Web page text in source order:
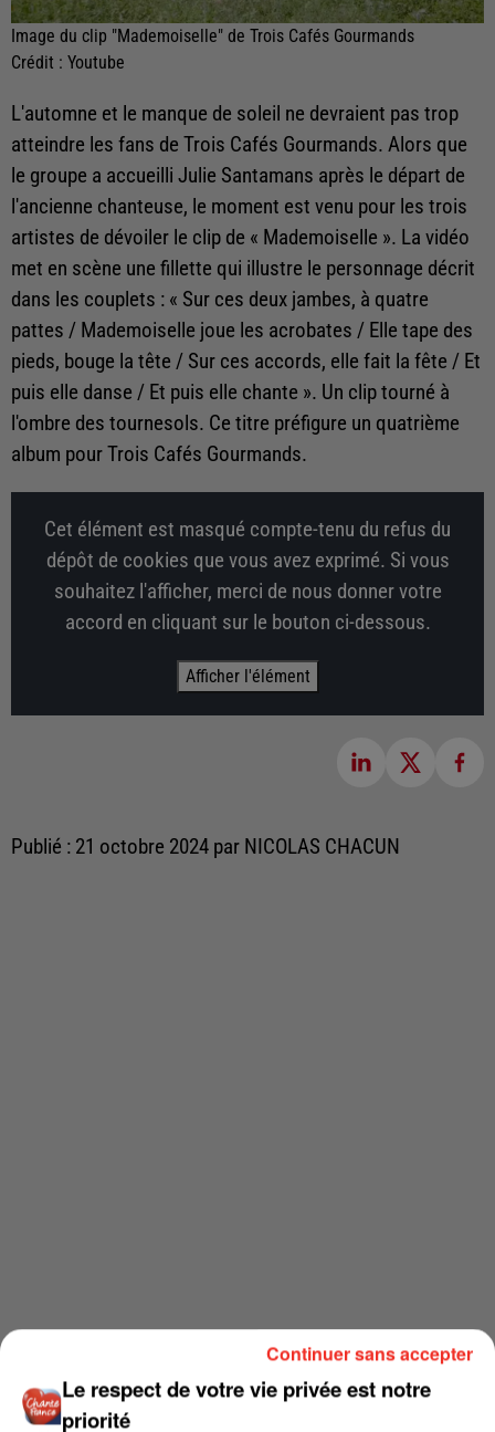
Image du clip "Mademoiselle" de Trois Cafés Gourmands
Crédit : Youtube
L'automne et le manque de soleil ne devraient pas trop
atteindre les fans de Trois Cafés Gourmands. Alors que
le groupe a accueilli Julie Santamans après le départ de
l'ancienne chanteuse, le moment est venu pour les trois
artistes de dévoiler le clip de « Mademoiselle ». La vidéo
met en scène une fillette qui illustre le personnage décrit
dans les couplets : « Sur ces deux jambes, à quatre
pattes / Mademoiselle joue les acrobates / Elle tape des
pieds, bouge la tête / Sur ces accords, elle fait la fête / Et
puis elle danse / Et puis elle chante ». Un clip tourné à
l'ombre des tournesols. Ce titre préfigure un quatrième
album pour Trois Cafés Gourmands.
Cet élément est masqué compte-tenu du refus du
dépôt de cookies que vous avez exprimé. Si vous
souhaitez l'afficher, merci de nous donner votre
accord en cliquant sur le bouton ci-dessous.
Afficher l'élément
Publié : 21 octobre 2024 par NICOLAS CHACUN
Le respect de votre vie privée est notre
priorité
Continuer sans accepter